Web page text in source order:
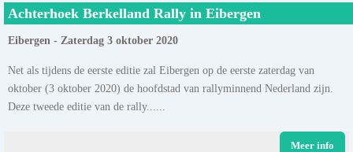
Achterhoek Berkelland Rally in Eibergen
Eibergen - Zaterdag 3 oktober 2020
Net als tijdens de eerste editie zal Eibergen op de eerste zaterdag van
oktober (3 oktober 2020) de hoofdstad van rallyminnend Nederland zijn.
Deze tweede editie van de rally......
Meer info